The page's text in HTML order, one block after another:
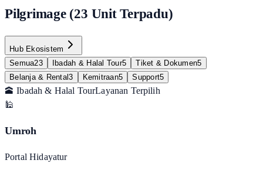
Pilgrimage (23 Unit Terpadu)
Hub Ekosistem
Semua23 Ibadah & Halal Tour5 Tiket & Dokumen5
Belanja & Rental3 Kemitraan5 Support5
🕋 Ibadah & Halal TourLayanan Terpilih
🕌
Umroh
Portal Hidayatur